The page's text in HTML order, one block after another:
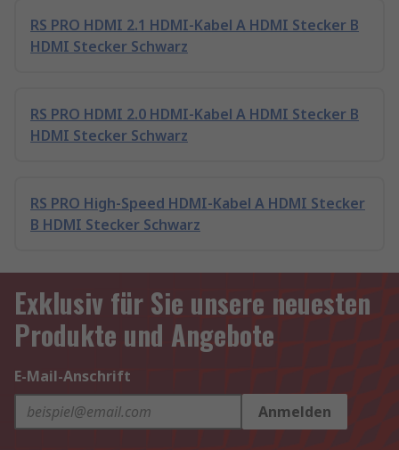
RS PRO HDMI 2.1 HDMI-Kabel A HDMI Stecker B
HDMI Stecker Schwarz
RS PRO HDMI 2.0 HDMI-Kabel A HDMI Stecker B
HDMI Stecker Schwarz
RS PRO High-Speed HDMI-Kabel A HDMI Stecker
B HDMI Stecker Schwarz
Exklusiv für Sie unsere neuesten
Produkte und Angebote
E-Mail-Anschrift
Anmelden